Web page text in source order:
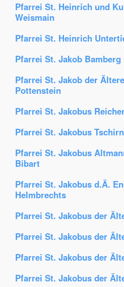
Pfarrei St. Heinrich und
Weismain
Pfarrei St. Heinrich
Pfarrei St. Jakob Bamberg
Pfarrei St. Jakob der
Pottenstein
Pfarrei St. Jakobus
Pfarrei St. Jakobus Tschirn
Pfarrei St. Jakobus
Bibart
Pfarrei St. Jakobus d.Ä.
Helmbrechts
Pfarrei St. Jakobus der
Pfarrei St. Jakobus der
Pfarrei St. Jakobus der
Pfarrei St. Jakobus der